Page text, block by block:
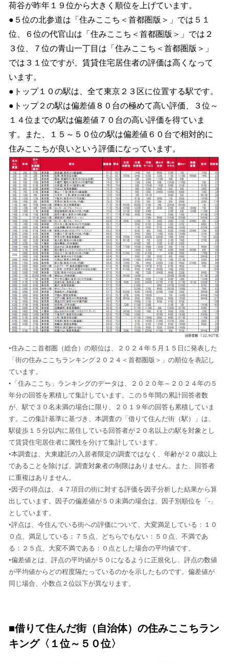
荷谷が昨年１９位から大きく順位を上げています。
●５位の北参道は「住みここち＜首都圏版＞」では５１
位、６位の代官山は「住みここち＜首都圏版＞」では２
３位、７位の青山一丁目は「住みここち＜首都圏版＞」
では３１位ですが、賃貸住宅居住者の評価は高くなって
います。
●トップ１０の駅は、全て東京２３区に位置する駅です。
●トップ２の駅は偏差値８０台の極めて高い評価、３位～
１４位までの駅は偏差値７０台の高い評価を得ていま
す。また、１５～５０位の駅は偏差値６０台で相対的に
住みここちが良いという評価になっています。
•住みここ首都圏（総合）の順位は、２０２４年５月１５日に発表した
「街の住みここちランキング２０２４＜首都圏版＞」の順位を表記し
ています。
•「住みここち」ランキングのデータは、２０２０年～２０２４年の５
年分の回答を累積して集計しています。この５年間の累計回答者数
が、駅で３０名未満の場合に限り、２０１９年の回答も累積していま
す。この集計基準に基づき、本調査の「借りて住んだ街（駅）」は、
駅徒歩１５分以内に居住している回答者が２０名以上の駅を対象とし
て賃貸住宅居住者に属性を分けて集計しています。
•本調査は、大東建託の入居者限定の調査ではなく、年齢が２０歳以上
であることを除けば、調査対象者の制限はありません。また、回答者
に重複はありません。
•因子の得点は、４７項目の街に対する評価を因子分析した結果から算
出しています。因子の偏差値が５０未満の場合は、因子別順位を「-」
としています。
•評点は、今住んでいる街への評価について、大変満足している：１０
０点、満足している：７５点、どちらでもない：５０点、不満であ
る：２５点、大変不満である：０点とした場合の平均値です。
•偏差値とは、評点の平均値が５０になるように正規化し、評点の数値
が平均値からどの程度隔たっているのかを示したものです。偏差値が
同じ場合、小数点２位以下が異なります。
■借りて住んだ街（自治体）の住みここちラン
キング〈１位～５０位〉